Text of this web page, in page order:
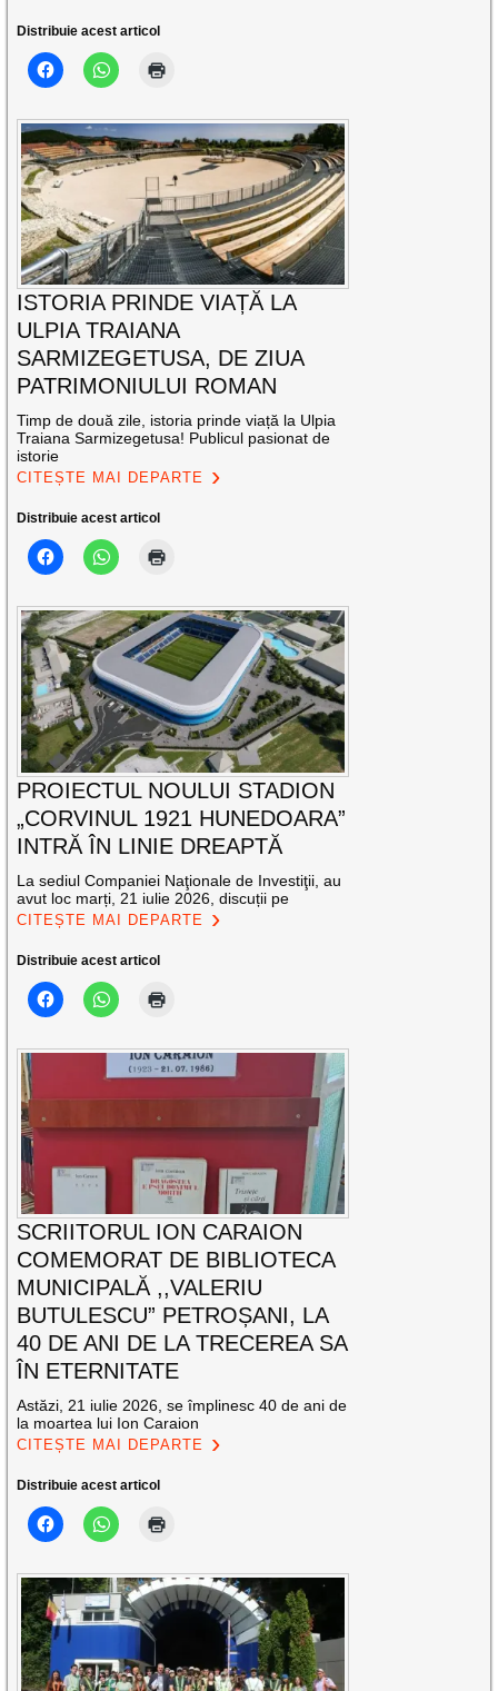
Distribuie acest articol
ISTORIA PRINDE VIAȚĂ LA
ULPIA TRAIANA
SARMIZEGETUSA, DE ZIUA
PATRIMONIULUI ROMAN
Timp de două zile, istoria prinde viață la Ulpia
Traiana Sarmizegetusa! Publicul pasionat de
istorie
CITEȘTE MAI DEPARTE
Distribuie acest articol
PROIECTUL NOULUI STADION
„CORVINUL 1921 HUNEDOARA”
INTRĂ ÎN LINIE DREAPTĂ
La sediul Companiei Naţionale de Investiţii, au
avut loc marți, 21 iulie 2026, discuții pe
CITEȘTE MAI DEPARTE
Distribuie acest articol
SCRIITORUL ION CARAION
COMEMORAT DE BIBLIOTECA
MUNICIPALĂ ,,VALERIU
BUTULESCU” PETROȘANI, LA
40 DE ANI DE LA TRECEREA SA
ÎN ETERNITATE
Astăzi, 21 iulie 2026, se împlinesc 40 de ani de
la moartea lui Ion Caraion
CITEȘTE MAI DEPARTE
Distribuie acest articol